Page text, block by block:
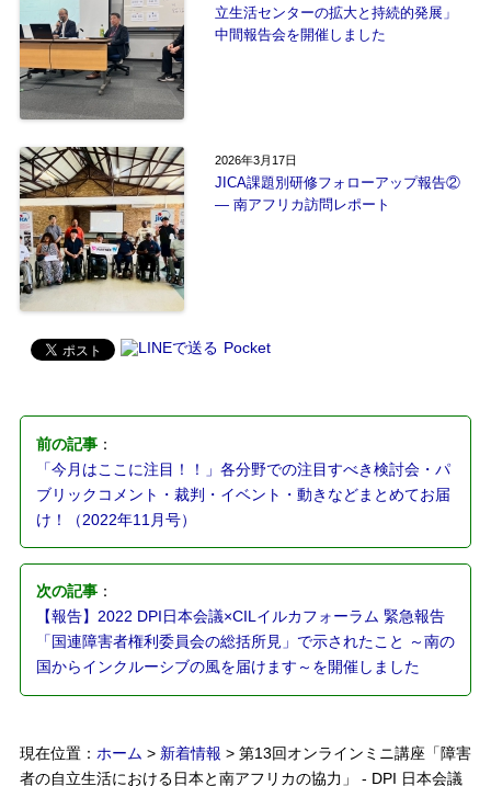
立生活センターの拡大と持続的発展」
中間報告会を開催しました
2026年3月17日
JICA課題別研修フォローアップ報告②
― 南アフリカ訪問レポート
Pocket
前の記事：
「今月はここに注目！！」各分野での注目すべき検討会・パ
ブリックコメント・裁判・イベント・動きなどまとめてお届
け！（2022年11月号）
次の記事：
【報告】2022 DPI日本会議×CILイルカフォーラム 緊急報告
「国連障害者権利委員会の総括所見」で示されたこと ～南の
国からインクルーシブの風を届けます～を開催しました
現在位置： ホーム > 新着情報 > 第13回オンラインミニ講座「障害
者の自立生活における日本と南アフリカの協力」 - DPI 日本会議